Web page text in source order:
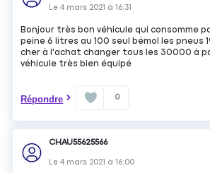
Le4 mars 2021 à16:31
Bonjour très bon véhicule qui consomme
peine 6 litres au 100 seul bémol les pneus
cher à l'achat changer tous les 30000 à
véhicule très bien équipé
Répondre 0
CHAU55625566
Le4 mars 2021 à16:00